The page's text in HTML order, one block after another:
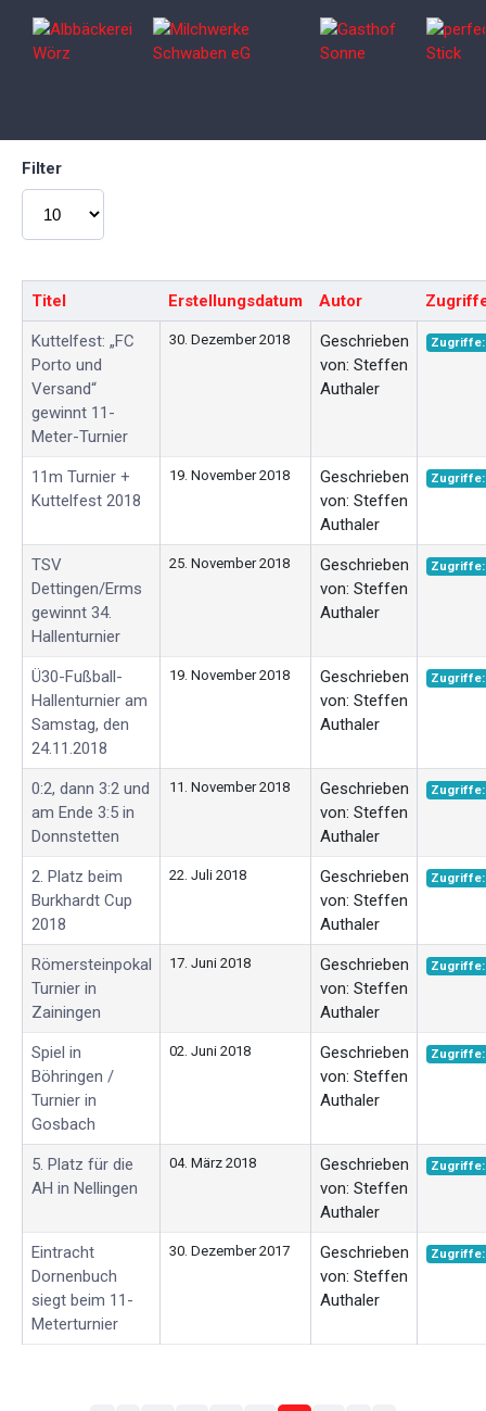
Filter
Titel Erstellungsdatum Autor
Kuttelfest: „FC
Porto und
Versand“
gewinnt 11-
Meter-Turnier
30. Dezember 2018
Geschrieben
von: Steffen
Authaler
Zugriffe:
11m Turnier +
Kuttelfest 2018
19. November 2018
Geschrieben
von: Steffen
Authaler
Zugriffe:
TSV
Dettingen/Erms
gewinnt 34.
Hallenturnier
25. November 2018
Geschrieben
von: Steffen
Authaler
Zugriffe:
Ü30-Fußball-
Hallenturnier am
Samstag, den
24.11.2018
19. November 2018
Geschrieben
von: Steffen
Authaler
Zugriffe:
0:2, dann 3:2 und
am Ende 3:5 in
Donnstetten
11. November 2018
Geschrieben
von: Steffen
Authaler
Zugriffe:
2. Platz beim
Burkhardt Cup
2018
22. Juli 2018
Geschrieben
von: Steffen
Authaler
Zugriffe:
Römersteinpokal
Turnier in
Zainingen
17. Juni 2018
Geschrieben
von: Steffen
Authaler
Zugriffe:
Spiel in
Böhringen /
Turnier in
Gosbach
02. Juni 2018
Geschrieben
von: Steffen
Authaler
Zugriffe:
5. Platz für die
AH in Nellingen
04. März 2018
Geschrieben
von: Steffen
Authaler
Zugriffe:
Eintracht
Dornenbuch
siegt beim 11-
Meterturnier
30. Dezember 2017
Geschrieben
von: Steffen
Authaler
Zugriffe: